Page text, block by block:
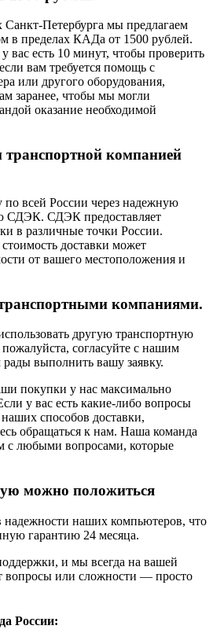
Санкт-Петербурга мы предлагаем
в пределах КАДа от 1500 рублей.
вас есть 10 минут, чтобы проверить
вам требуется помощь с
или другого оборудования,
заранее, чтобы мы могли
оказание необходимой
транспортной компанией
всей России через надежную
СДЭК. СДЭК предоставляет
в различные точки России.
доставки может
от вашего местоположения и
компаниями.
другую транспортную
согласуйте с нашим
выполнить вашу заявку.
покупки у нас максимально
у вас есть какие-либо вопросы
способов доставки,
обращаться к нам. Наша команда
с любыми вопросами, которые
можно положиться
наших компьютеров, что
гарантию 24 месяца.
и мы всегда на вашей
вопросы или сложности — просто
России: